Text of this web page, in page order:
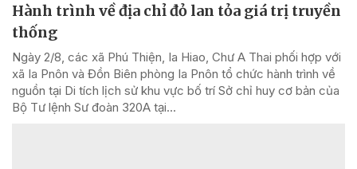
Hành trình về địa chỉ đỏ lan tỏa giá trị truyền
thống
Ngày 2/8, các xã Phú Thiện, Ia Hiao, Chư A Thai phối hợp với
xã Ia Pnôn và Đồn Biên phòng Ia Pnôn tổ chức hành trình về
nguồn tại Di tích lịch sử khu vực bố trí Sở chỉ huy cơ bản của
Bộ Tư lệnh Sư đoàn 320A tại...